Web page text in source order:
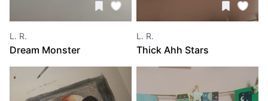
L. R.
Dream Monster
L. R.
Thick Ahh Stars